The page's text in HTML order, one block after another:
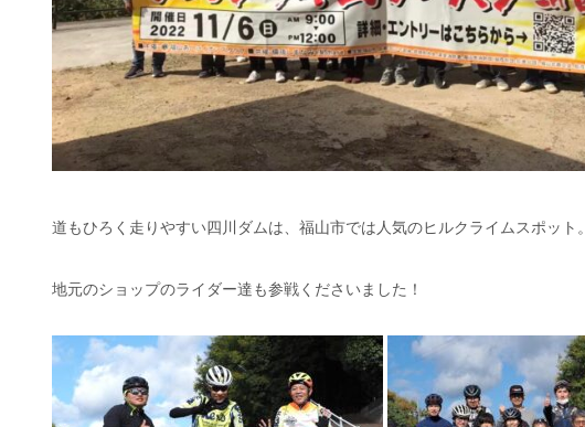
道もひろく走りやすい四川ダムは、福山市では人気のヒルクライムスポット。
地元のショップのライダー達も参戦くださいました！